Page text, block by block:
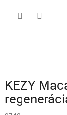
KEZY
IVAMARKET